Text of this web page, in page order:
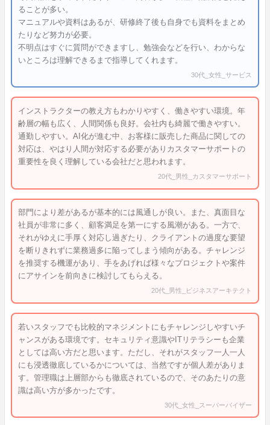
ることが多い。
マニュアルや資料はあるが、研修終了後も自身でも資料をまとめ
たりなど努力が必要。
不明点はすぐに質問ができますし、勉強会などを行い、わからな
いところは理解できるまで指導してくれます。
30代_女性_サービス
インストラクターの教え方もわかりやすく、働きやすい環境。年
齢層の幅も広く、人間関係も良好。会社内も綺麗で働きやすい。
通勤しやすい。AI化が進む中、お客様に販売した商品に関しての
対応は、やはり人間が対応する必要がありカスタマーサポートの
重要性を良く理解している会社だと思われます。
20代_男性_カスタマーサポート
部門により差があるが基本的には風通しが良い。また、真面目な
社員が非常に多く、顧客満足を第一にする風潮がある。一方で、
それがゆえに手厚く対応し過ぎたり、クライアントの過度な要望
を断りきれずに業務過多に陥ってしまう傾向がある。チャレンジ
を推奨する機運があり、手をあげれば様々なプロジェクトや案件
にアサインを前向きに検討してもらえる。
20代_男性_ビジネスアーキテクト
若いスタッフでも比較的マネジメントにもチャレンジしやすいチ
ャンスがある環境です。セキュリティ意識やITリテラシーも企業
としては高い方だと思います。ただし、それがスタッフ一人一人
にも浸透徹底しているかについては、当然ですが個人差がありま
す。管理職は上層部からも徹底されているので、そのあたりの意
識は高い方が多かったです。
30代_女性_スーパーバイザー